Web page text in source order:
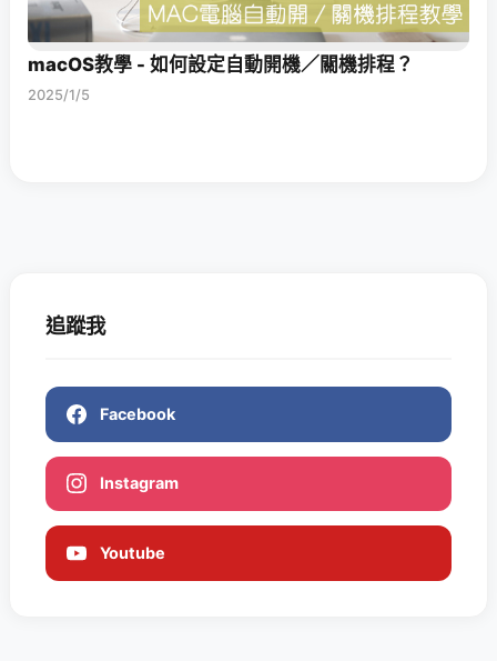
macOS教學 - 如何設定自動開機／關機排程？
2025/1/5
追蹤我
Facebook
Instagram
Youtube